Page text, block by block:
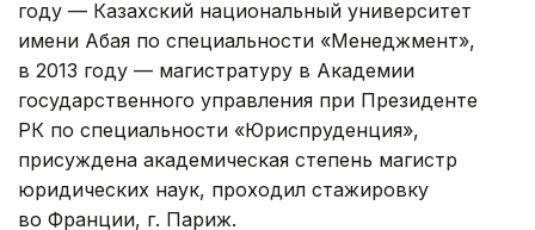
году — Казахский национальный университет
имени Абая по специальности «Менеджмент»,
в 2013 году — магистратуру в Академии
государственного управления при Президенте
РК по специальности «Юриспруденция»,
присуждена академическая степень магистр
юридических наук, проходил стажировку
во Франции, г. Париж.